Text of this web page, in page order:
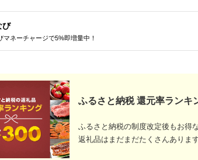
び
マネーチャージで5%即増量中！
ふるさと納税 還元率ランキ
ふるさと納税の制度改定後もお得
返礼品はまだまだたくさんありま